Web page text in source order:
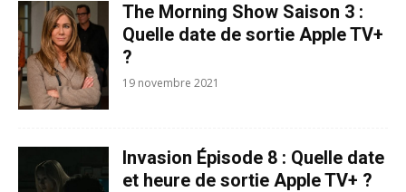
The Morning Show Saison 3 :
Quelle date de sortie Apple TV+
?
19 novembre 2021
Invasion Épisode 8 : Quelle date
et heure de sortie Apple TV+ ?